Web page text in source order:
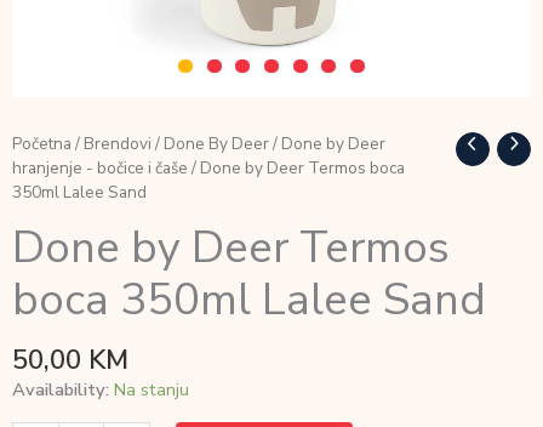
Početna / Brendovi / Done By Deer/ Done by Deer
hranjenje - bočice i čaše / Done by Deer Termos boca
350ml Lalee Sand
Done by Deer Termos
boca 350ml Lalee Sand
50,00 KM
Availability: Na stanju